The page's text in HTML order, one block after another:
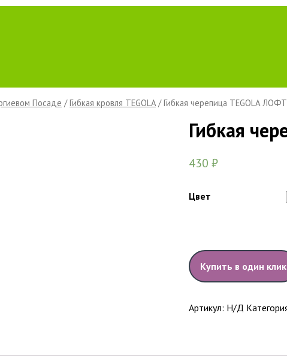
Посаде /Гибкая кровля TEGOLA/ Гибкая черепица TEGOLA ЛОФТ
Гибкая
430 ₽
Цвет
Купить в один клик
Артикул: Н/Д